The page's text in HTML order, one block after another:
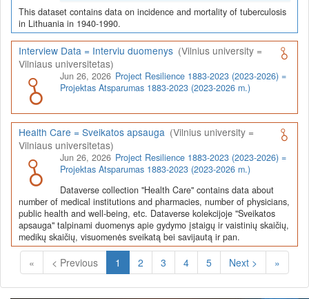
This dataset contains data on incidence and mortality of tuberculosis
in Lithuania in 1940-1990.
Interview Data = Interviu duomenys (Vilnius university =
Vilniaus universitetas)
Jun 26, 2026 Project Resilience 1883-2023 (2023-2026) =
Projektas Atsparumas 1883-2023 (2023-2026 m.)
Health Care = Sveikatos apsauga (Vilnius university =
Vilniaus universitetas)
Jun 26, 2026 Project Resilience 1883-2023 (2023-2026) =
Projektas Atsparumas 1883-2023 (2023-2026 m.)
Dataverse collection "Health Care" contains data about
number of medical institutions and pharmacies, number of physicians,
public health and well-being, etc. Dataverse kolekcijoje "Sveikatos
apsauga" talpinami duomenys apie gydymo įstaigų ir vaistinių skaičių,
medikų skaičių, visuomenės sveikatą bei savijautą ir pan.
« < Previous 1 (Current)
2 3 4 5 Next > »